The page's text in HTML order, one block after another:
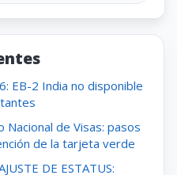
EB-2 India no disponible
de Visas: pasos
de la tarjeta verde
DE ESTATUS: